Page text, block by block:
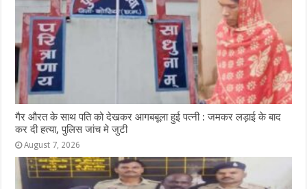
गैर औरत के साथ पति को देखकर आगबबूला हुई पत्नी : जमकर लड़ाई के बाद
कर दी हत्या, पुलिस जांच मे जुटी
August 7, 2026